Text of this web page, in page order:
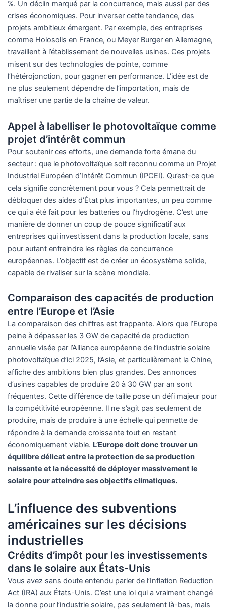
%. Un déclin marqué par la concurrence, mais aussi par des
crises économiques. Pour inverser cette tendance, des
projets ambitieux émergent. Par exemple, des entreprises
comme Holosolis en France, ou Meyer Burger en Allemagne,
travaillent à l’établissement de nouvelles usines. Ces projets
misent sur des technologies de pointe, comme
l’hétérojonction, pour gagner en performance. L’idée est de
ne plus seulement dépendre de l’importation, mais de
maîtriser une partie de la chaîne de valeur.
Appel à labelliser le photovoltaïque comme
projet d’intérêt commun
Pour soutenir ces efforts, une demande forte émane du
secteur : que le photovoltaïque soit reconnu comme un Projet
Industriel Européen d’Intérêt Commun (IPCEI). Qu’est-ce que
cela signifie concrètement pour vous ? Cela permettrait de
débloquer des aides d’État plus importantes, un peu comme
ce qui a été fait pour les batteries ou l’hydrogène. C’est une
manière de donner un coup de pouce significatif aux
entreprises qui investissent dans la production locale, sans
pour autant enfreindre les règles de concurrence
européennes. L’objectif est de créer un écosystème solide,
capable de rivaliser sur la scène mondiale.
Comparaison des capacités de production
entre l’Europe et l’Asie
La comparaison des chiffres est frappante. Alors que l’Europe
peine à dépasser les 3 GW de capacité de production
annuelle visée par l’Alliance européenne de l’industrie solaire
photovoltaïque d’ici 2025, l’Asie, et particulièrement la Chine,
affiche des ambitions bien plus grandes. Des annonces
d’usines capables de produire 20 à 30 GW par an sont
fréquentes. Cette différence de taille pose un défi majeur pour
la compétitivité européenne. Il ne s’agit pas seulement de
produire, mais de produire à une échelle qui permette de
répondre à la demande croissante tout en restant
économiquement viable. L’Europe doit donc trouver un
équilibre délicat entre la protection de sa production
naissante et la nécessité de déployer massivement le
solaire pour atteindre ses objectifs climatiques.
L’influence des subventions
américaines sur les décisions
industrielles
Crédits d’impôt pour les investissements
dans le solaire aux États-Unis
Vous avez sans doute entendu parler de l’Inflation Reduction
Act (IRA) aux États-Unis. C’est une loi qui a vraiment changé
la donne pour l’industrie solaire, pas seulement là-bas, mais